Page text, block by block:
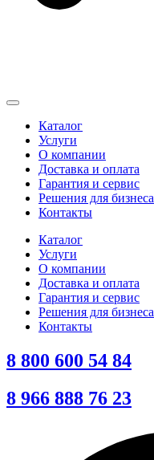
Каталог
Услуги
О компании
Доставка и оплата
Гарантия и сервис
Решения для бизнеса
Контакты
Каталог
Услуги
О компании
Доставка и оплата
Гарантия и сервис
Решения для бизнеса
Контакты
8 800 600 54 84
8 966 888 76 23